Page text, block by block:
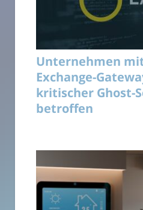
Unternehmen
Exchange-
kritischer Ghost-
betroffen